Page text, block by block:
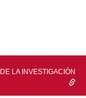
LA INVESTIGACIÓN